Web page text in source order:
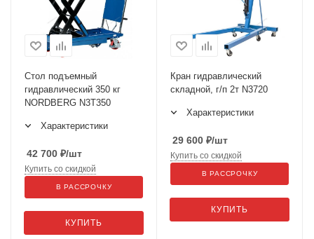
Стол подъемный
гидравлический 350 кг
NORDBERG N3T350
Характеристики
42 700 ₽/шт
КУПИТЬ
Купить со скидкой
В РАССРОЧКУ
Кран гидравлический
складной, г/п 2т N3720
Характеристики
29 600 ₽/шт
КУПИТЬ
Купить со скидкой
В РАССРОЧКУ